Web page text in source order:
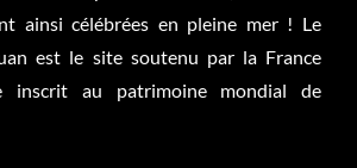
ainsi célébrées en pleine mer ! Le
est le site soutenu par la France
inscrit au patrimoine mondial de